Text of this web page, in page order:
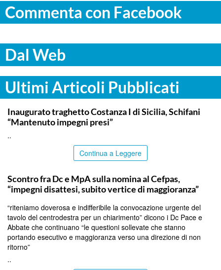
Commenta con Facebook
Dal Web
Ultimi Articoli Pubblicati
ITALPRESS
Inaugurato traghetto Costanza I di Sicilia, Schifani
“Mantenuto impegni presi”
..
Continua a Leggere
Scontro fra Dc e MpA sulla nomina al Cefpas,
“impegni disattesi, subito vertice di maggioranza”
“riteniamo doverosa e indifferibile la convocazione urgente del
tavolo del centrodestra per un chiarimento” dicono i Dc Pace e
Abbate che continuano “le questioni sollevate che stanno
portando esecutivo e maggioranza verso una direzione di non
ritorno”
..